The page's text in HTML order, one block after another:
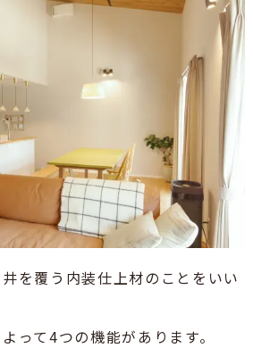
を覆う内装仕上材のことをいい
って4つの機能があります。